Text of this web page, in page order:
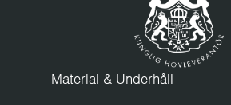
Material & Underhåll